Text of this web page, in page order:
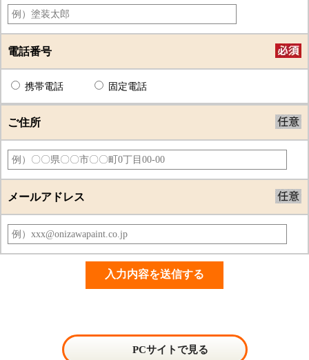
電話番号
携帯電話 固定電話
ご住所
メールアドレス
PCサイトで見る